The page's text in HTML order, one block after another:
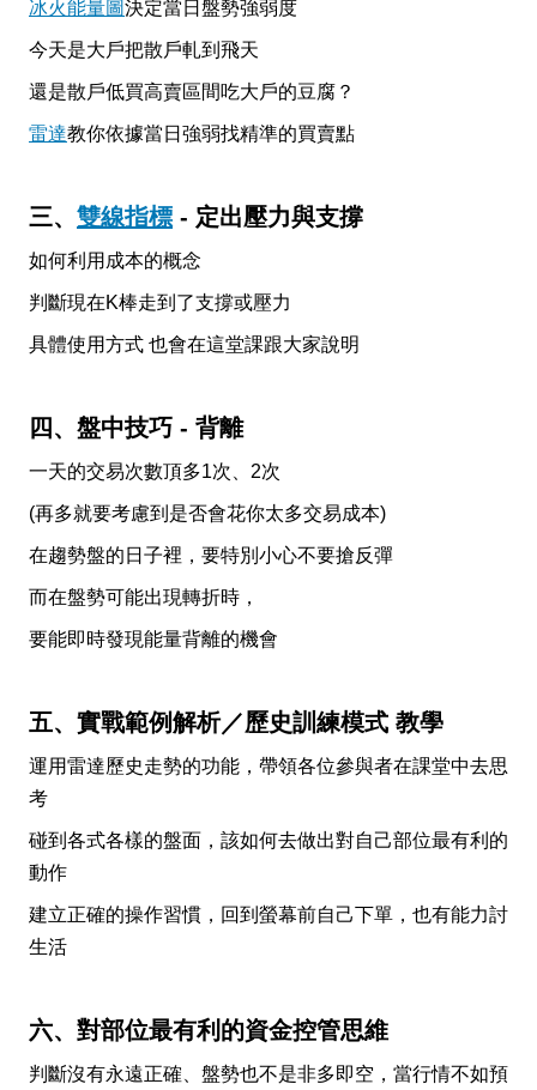
冰火能量圖決定當日盤勢強弱度
今天是大戶把散戶軋到飛天
還是散戶低買高賣區間吃大戶的豆腐？
雷達教你依據當日強弱找精準的買賣點
三、 雙線指標 - 定出壓力與支撐
如何利用成本的概念
判斷現在K棒走到了支撐或壓力
具體使用方式 也會在這堂課跟大家說明
四、盤中技巧 - 背離
一天的交易次數頂多1次、2次
(再多就要考慮到是否會花你太多交易成本)
在趨勢盤的日子裡，要特別小心不要搶反彈
而在盤勢可能出現轉折時，
要能即時發現能量背離的機會
五、實戰範例解析／歷史訓練模式 教學
運用雷達歷史走勢的功能，帶領各位參與者在課堂中去思
考
碰到各式各樣的盤面，該如何去做出對自己部位最有利的
動作
建立正確的操作習慣，回到螢幕前自己下單，也有能力討
生活
六、對部位最有利的資金控管思維
判斷沒有永遠正確、盤勢也不是非多即空，當行情不如預